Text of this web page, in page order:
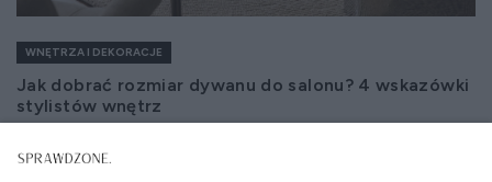
WNĘTRZA I DEKORACJE
Jak dobrać rozmiar dywanu do salonu? 4 wskazówki
stylistów wnętrz